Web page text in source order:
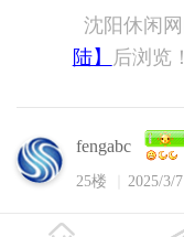
沈阳休闲
陆】
后浏览！
fengabc
25楼 2025/3/
沈阳休闲